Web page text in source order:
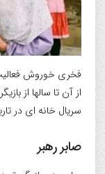
فخری خوروش
از آن تا سالها از
سریال خانه ای در
صابر رهبر